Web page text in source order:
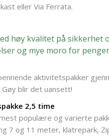
eller Via Ferrata.
høy kvalitet på sikkerhet
og mye moro for
aktivitetspakker
blir det uansett!
2,5 time
populære og varierte
7 og 11 meter, klatrepark,